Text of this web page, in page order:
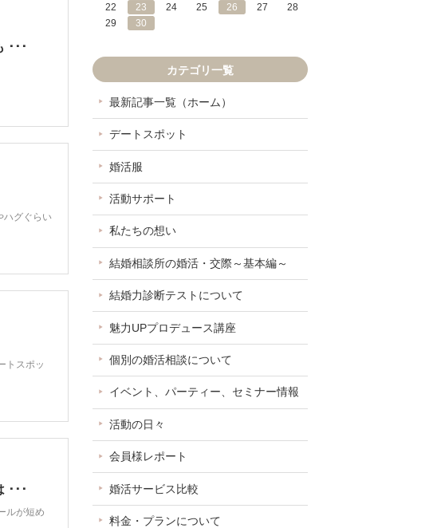
･･･
ハグぐらい
トスポッ
･･･
ルが短め
22
23 24 25 26 27
28
29
30
カテゴリ一覧
最新記事一覧（ホーム）
デートスポット
婚活服
活動サポート
私たちの想い
結婚相談所の婚活・交際～基本編～
結婚力診断テストについて
魅力UPプロデュース講座
個別の婚活相談について
イベント、パーティー、セミナー情報
活動の日々
会員様レポート
婚活サービス比較
料金・プランについて